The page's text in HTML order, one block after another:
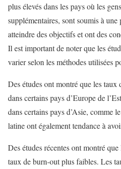
plus élevés dans les pays où les
supplémentaires, sont soumis à
atteindre des objectifs et ont des
Il est important de noter que les
varier selon les méthodes utilisées
Des études ont montré que les taux
dans certains pays d’Europe de
dans certains pays d’Asie, comme
latine ont également tendance à
Des études récentes ont montré
taux de burn-out plus faibles. Les